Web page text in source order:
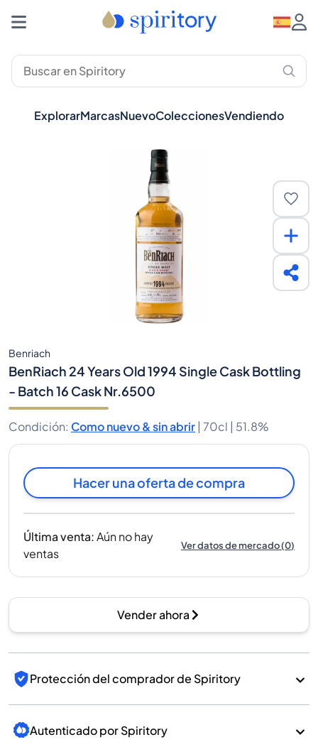
ExplorarMarcasNuevoColeccionesVendiendo
Benriach
BenRiach 24 Years Old 1994 Single Cask Bottling
- Batch 16 Cask Nr.6500
Condición: Como nuevo & sin abrir | 70cl | 51.8%
Hacer una oferta de compra
Última venta:Aún no hay
ventas
Ver datos de mercado(0)
Vender ahora
Protección del comprador de Spiritory
Autenticado por Spiritory